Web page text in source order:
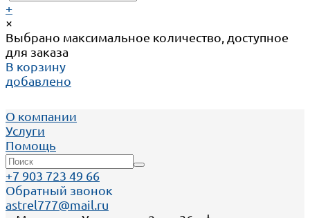
+
×
Выбрано максимальное количество, доступное
для заказа
В корзину
добавлено
О компании
Услуги
Помощь
+7 903 723 49 66
Обратный звонок
astrel777@mail.ru